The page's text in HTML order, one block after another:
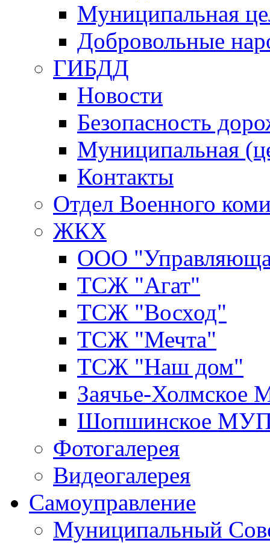
Муниципальная
Добровольные
ГИБДД
Новости
Безопасность
Муниципальная
Контакты
Отдел Военного
ЖКХ
ООО
ТСЖ "Агат"
ТСЖ "Восход"
ТСЖ "Мечта"
ТСЖ "Наш дом"
Заячье-
Шопшинское
Фотогалерея
Видеогалерея
Самоуправление
Муниципальный